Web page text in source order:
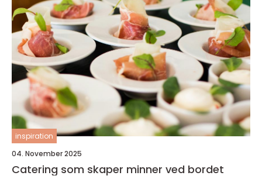
inspiration
04. November 2025
Catering som skaper minner ved bordet